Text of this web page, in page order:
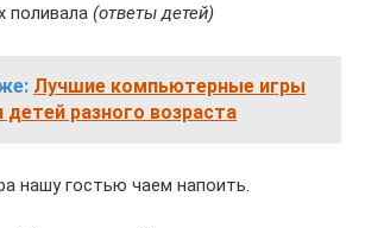
поливала (ответы детей)
Лучшие компьютерные игры
детей разного возраста
нашу гостью чаем напоить.